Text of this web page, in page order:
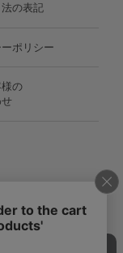
の表記
ポリシー
の